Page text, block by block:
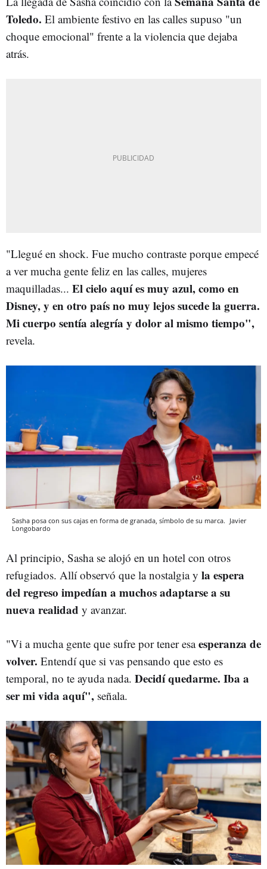
Toledo. El ambiente festivo en las calles supuso "un
choque emocional" frente a la violencia que dejaba
atrás.
"Llegué en shock. Fue mucho contraste porque empecé
a ver mucha gente feliz en las calles, mujeres
maquilladas... El cielo aquí es muy azul, como en
Disney, y en otro país no muy lejos sucede la guerra.
Mi cuerpo sentía alegría y dolor al mismo tiempo",
revela.
Sasha posa con sus cajas en forma de granada, símbolo de su marca. Javier
Longobardo
Al principio, Sasha se alojó en un hotel con otros
refugiados. Allí observó que la nostalgia y la espera
del regreso impedían a muchos adaptarse a su
nueva realidad y avanzar.
"Vi a mucha gente que sufre por tener esaesperanza de
volver. Entendí que si vas pensando que esto es
temporal, no te ayuda nada. Decidí quedarme. Iba a
ser mi vida aquí", señala.